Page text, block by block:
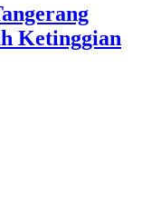
Ketinggian